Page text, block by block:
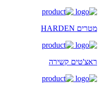
מטרים HARDEN
ראצ'טים קשירה